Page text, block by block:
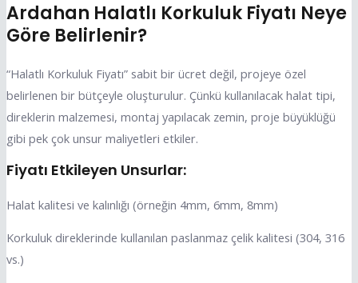
Ardahan Halatlı Korkuluk Fiyatı Neye
Göre Belirlenir?
“Halatlı Korkuluk Fiyatı” sabit bir ücret değil, projeye özel
belirlenen bir bütçeyle oluşturulur. Çünkü kullanılacak halat tipi,
direklerin malzemesi, montaj yapılacak zemin, proje büyüklüğü
gibi pek çok unsur maliyetleri etkiler.
Fiyatı Etkileyen Unsurlar:
Halat kalitesi ve kalınlığı (örneğin 4mm, 6mm, 8mm)
Korkuluk direklerinde kullanılan paslanmaz çelik kalitesi (304, 316
vs.)